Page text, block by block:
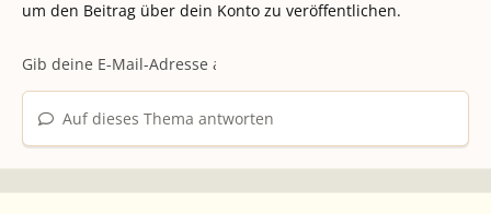
um den Beitrag über dein Konto zu veröffentlichen.
Auf dieses Thema antworten